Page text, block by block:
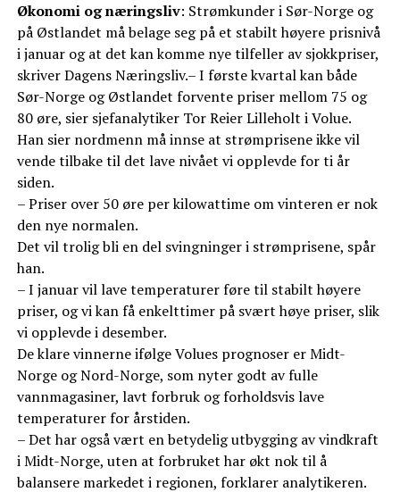
Økonomi og næringsliv: Strømkunder i Sør-Norge og
på Østlandet må belage seg på et stabilt høyere prisnivå
i januar og at det kan komme nye tilfeller av sjokkpriser,
skriver Dagens Næringsliv.– I første kvartal kan både
Sør-Norge og Østlandet forvente priser mellom 75 og
80 øre, sier sjefanalytiker Tor Reier Lilleholt i Volue.
Han sier nordmenn må innse at strømprisene ikke vil
vende tilbake til det lave nivået vi opplevde for ti år
siden.
– Priser over 50 øre per kilowattime om vinteren er nok
den nye normalen.
Det vil trolig bli en del svingninger i strømprisene, spår
han.
– I januar vil lave temperaturer føre til stabilt høyere
priser, og vi kan få enkelttimer på svært høye priser, slik
vi opplevde i desember.
De klare vinnerne ifølge Volues prognoser er Midt-
Norge og Nord-Norge, som nyter godt av fulle
vannmagasiner, lavt forbruk og forholdsvis lave
temperaturer for årstiden.
– Det har også vært en betydelig utbygging av vindkraft
i Midt-Norge, uten at forbruket har økt nok til å
balansere markedet i regionen, forklarer analytikeren.